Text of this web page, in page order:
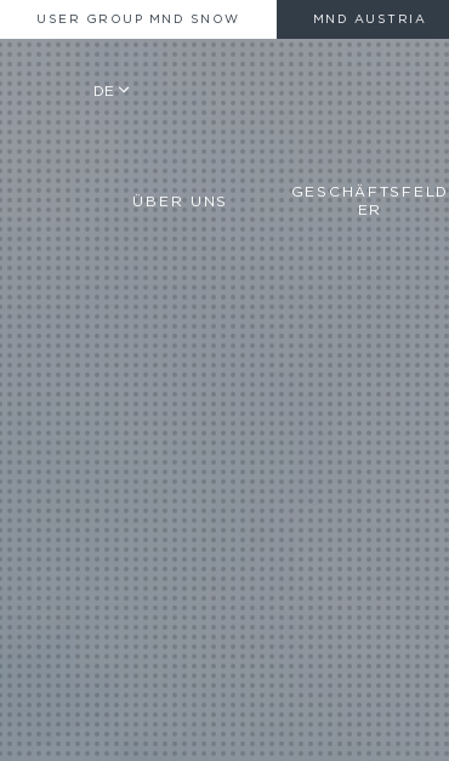
USER GROUP MND SNOW MND AUSTRIA
DE
ÜBER UNS
GESCHÄFTSFELD
ER